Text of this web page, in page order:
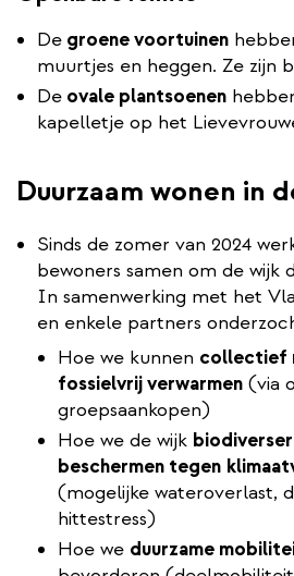
De groene voortuinen
muurtjes en heggen. Ze zijn
De ovale plantsoenen
kapelletje op het
Duurzaam wonen in
Sinds de zomer van 2024
bewoners samen om de wijk
In samenwerking met het
en enkele partners
Hoe we kunnen collectief
fossielvrij verwarmen (via
groepsaankopen)
Hoe we de wijk biodiverser
beschermen tegen
(mogelijke wateroverlast,
hittestress)
Hoe we duurzame